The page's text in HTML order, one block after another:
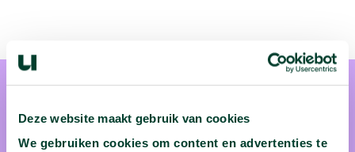
Deze website maakt gebruik van cookies
We gebruiken cookies om content en advertenties te